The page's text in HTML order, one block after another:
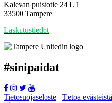
Kalevan puistotie 24 L 1
33500 Tampere
Laskutustiedot
#sinipaidat
Tietosuojaseloste | Tietoa evästeistä